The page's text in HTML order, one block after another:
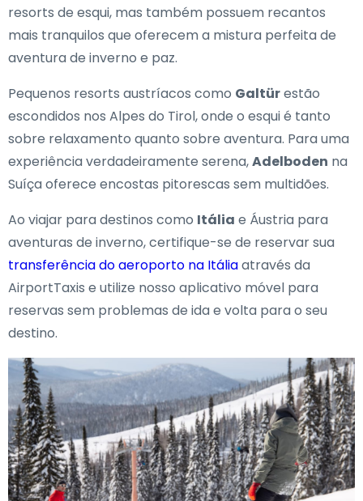
resorts de esqui, mas também possuem recantos
mais tranquilos que oferecem a mistura perfeita de
aventura de inverno e paz.
Pequenos resorts austríacos como Galtürestão
escondidos nos Alpes do Tirol, onde o esqui é tanto
sobre relaxamento quanto sobre aventura. Para uma
experiência verdadeiramente serena,Adelboden na
Suíça oferece encostas pitorescas sem multidões.
Ao viajar para destinos como Itália e Áustria para
aventuras de inverno, certifique-se de reservar sua
transferência do aeroporto na Itáliaatravés da
AirportTaxis e utilize nosso aplicativo móvel para
reservas sem problemas de ida e volta para o seu
destino.